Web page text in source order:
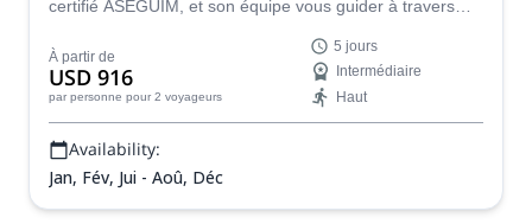
certifié ASEGUIM, et son équipe vous guider à travers
cette ascension de 5 jours au sommet du Cotopaxi, du
Pasochoa, du Corazón et de l'Illiniza.
À partir de
USD 916
par personne pour 2 voyageurs
5 jours
Intermédiaire
Haut
Availability:
Jan, Fév, Jui - Aoû, Déc